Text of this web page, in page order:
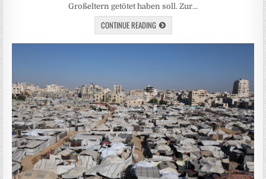
Großeltern getötet haben soll. Zur…
CONTINUE READING